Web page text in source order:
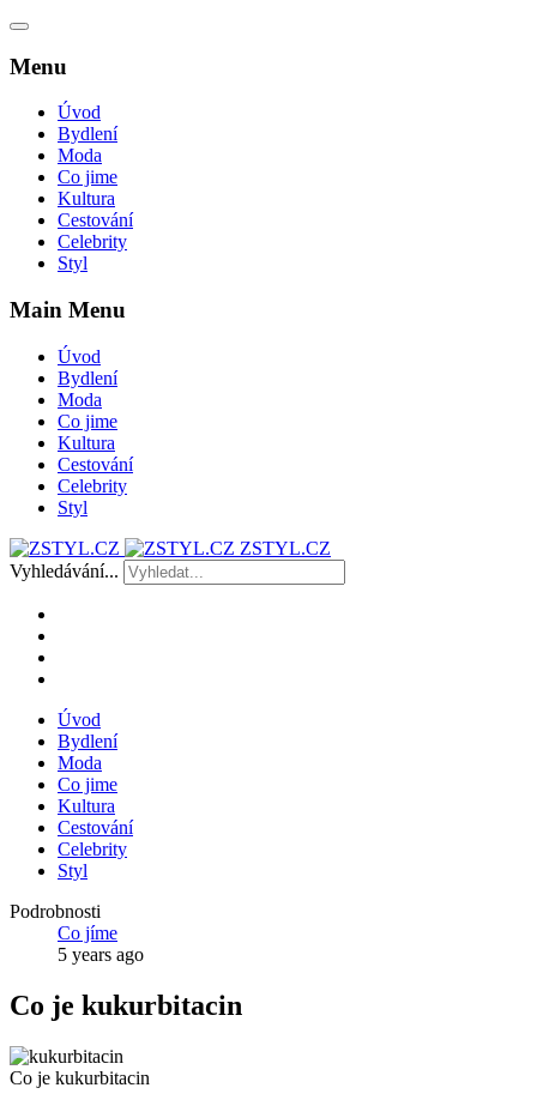
Menu
Úvod
Bydlení
Moda
Co jime
Kultura
Cestování
Celebrity
Styl
Main Menu
Úvod
Bydlení
Moda
Co jime
Kultura
Cestování
Celebrity
Styl
ZSTYL.CZ
Vyhledávání...
Úvod
Bydlení
Moda
Co jime
Kultura
Cestování
Celebrity
Styl
Podrobnosti
Co jíme
5 years ago
Co je kukurbitacin
Co je kukurbitacin